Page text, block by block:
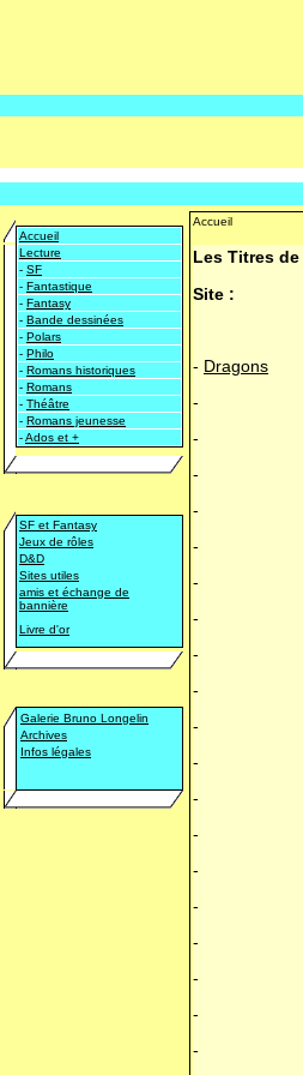
Accueil
Lecture
- SF
- Fantastique
- Fantasy
- Bande dessinées
- Polars
- Philo
- Romans historiques
- Romans
- Théâtre
- Romans jeunesse
-Ados et +
SF et Fantasy
Jeux de rôles
D&D
Sites utiles
amis et échange de
bannière
Livre d'or
Galerie Bruno Longelin
Archives
Infos légales
Accueil
Les Titres de
Site :
- Dragons
-
-
-
-
-
-
-
-
-
-
-
-
-
-
-
-
-
-
-